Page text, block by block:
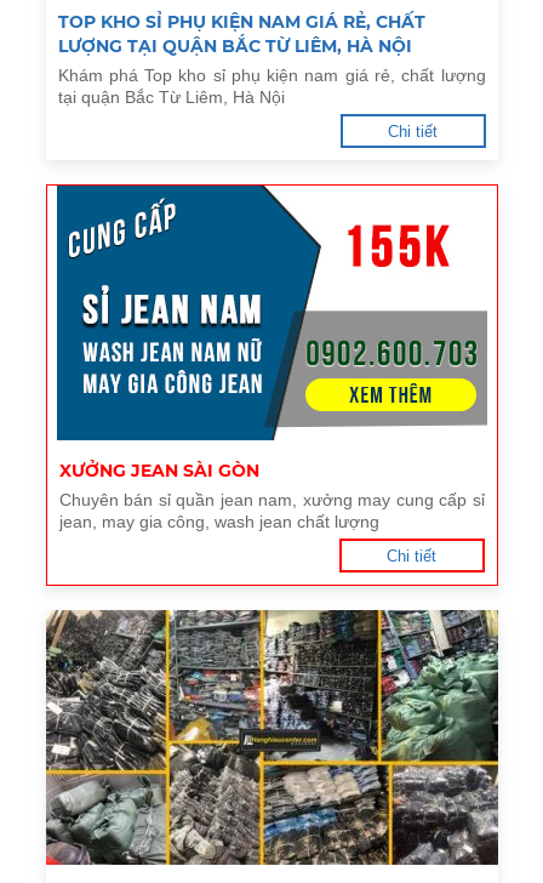
TOP KHO SỈ PHỤ KIỆN NAM GIÁ RẺ, CHẤT
LƯỢNG TẠI QUẬN BẮC TỪ LIÊM, HÀ NỘI
Khám phá Top kho sỉ phụ kiện nam giá rẻ, chất lượng
tại quận Bắc Từ Liêm, Hà Nội
Chi tiết
XƯỞNG JEAN SÀI GÒN
Chuyên bán sỉ quần jean nam, xưởng may cung cấp sỉ
jean, may gia công, wash jean chất lượng
Chi tiết